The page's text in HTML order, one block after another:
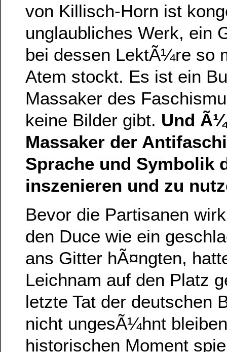
von Killisch-Horn ist
unglaubliches Werk, ein
bei dessen LektÃ¼re so
Atem stockt. Es ist ein
Massaker des
keine Bilder gibt. Und
Massaker der
Sprache und Symbolik
inszenieren und zu
Bevor die Partisanen
den Duce wie ein
ans Gitter hÃ¤ngten,
Leichnam auf den Platz
letzte Tat der deutschen
nicht ungesÃ¼hnt
historischen Moment